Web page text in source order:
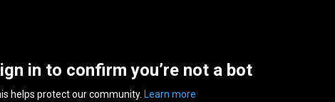
in to confirm you’re not a bot
helps protect our community. Learn more